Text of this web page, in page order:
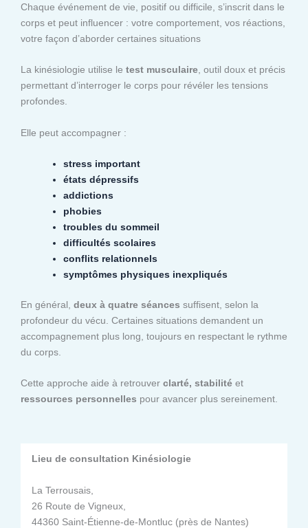
Chaque événement de vie, positif ou difficile, s’inscrit dans le
corps et peut influencer : votre comportement, vos réactions,
votre façon d’aborder certaines situations
La kinésiologie utilise le test musculaire, outil doux et précis
permettant d’interroger le corps pour révéler les tensions
profondes.
Elle peut accompagner :
stress important
états dépressifs
addictions
phobies
troubles du sommeil
difficultés scolaires
conflits relationnels
symptômes physiques inexpliqués
En général, deux à quatre séances suffisent, selon la
profondeur du vécu. Certaines situations demandent un
accompagnement plus long, toujours en respectant le rythme
du corps.
Cette approche aide à retrouver clarté, stabilité et
ressources personnelles pour avancer plus sereinement.
Lieu de consultation Kinésiologie
La Terrousais,
26 Route de Vigneux,
44360 Saint-Étienne-de-Montluc (près de Nantes)